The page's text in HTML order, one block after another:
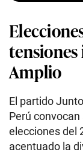
tensiones
Amplio
El partido
Perú convocan
elecciones del
acentuado la